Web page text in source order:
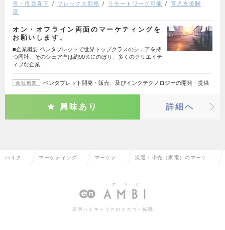
長・役員直下
フレックス勤務 リモートワーク可能
育児支援制
度
オン・オフライン両面のマーケティングを
お願いします。
■企業概要 ペンタブレットで世界トップクラスのシェアを持
つ同社。そのシェア率は約90％にのぼり、多くのクリエイテ
ィブな企業…
会社概要 ペンタブレット開発・販売、及びインクテクノロジーの開発・提供
興味あり 詳細へ
ハイクラ マーケティング・ マーケティ
企画
流通・小売（家電）のマーケテ
情報一覧
若手ハイキャリアのスカウト転職